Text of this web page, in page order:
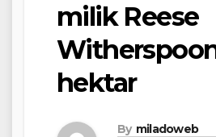
milik Reese
hektar
By miladoweb